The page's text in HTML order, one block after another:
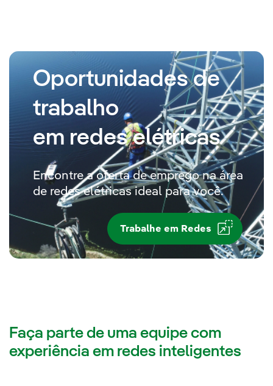
Oportunidades de
trabalho
em redes elétricas
Encontre a oferta de emprego na área
de redes elétricas ideal para você.
Trabalhe em Redes
Faça parte de uma equipe com
experiência em redes inteligentes